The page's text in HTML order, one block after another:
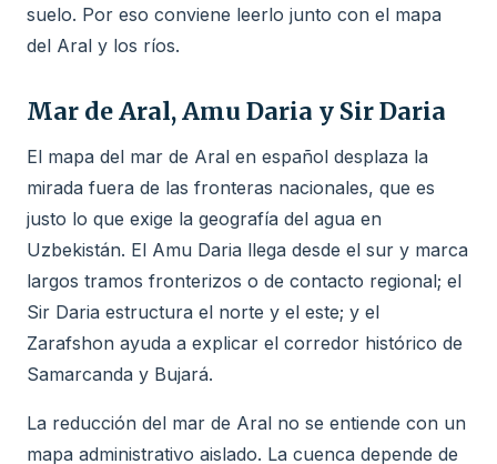
suelo. Por eso conviene leerlo junto con el mapa
del Aral y los ríos.
Mar de Aral, Amu Daria y Sir Daria
El mapa del mar de Aral en español desplaza la
mirada fuera de las fronteras nacionales, que es
justo lo que exige la geografía del agua en
Uzbekistán. El Amu Daria llega desde el sur y marca
largos tramos fronterizos o de contacto regional; el
Sir Daria estructura el norte y el este; y el
Zarafshon ayuda a explicar el corredor histórico de
Samarcanda y Bujará.
La reducción del mar de Aral no se entiende con un
mapa administrativo aislado. La cuenca depende de